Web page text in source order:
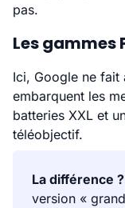
pas.
Les gammes
Ici, Google ne fait
embarquent les
batteries XXL et
téléobjectif.
La différence ?
version «